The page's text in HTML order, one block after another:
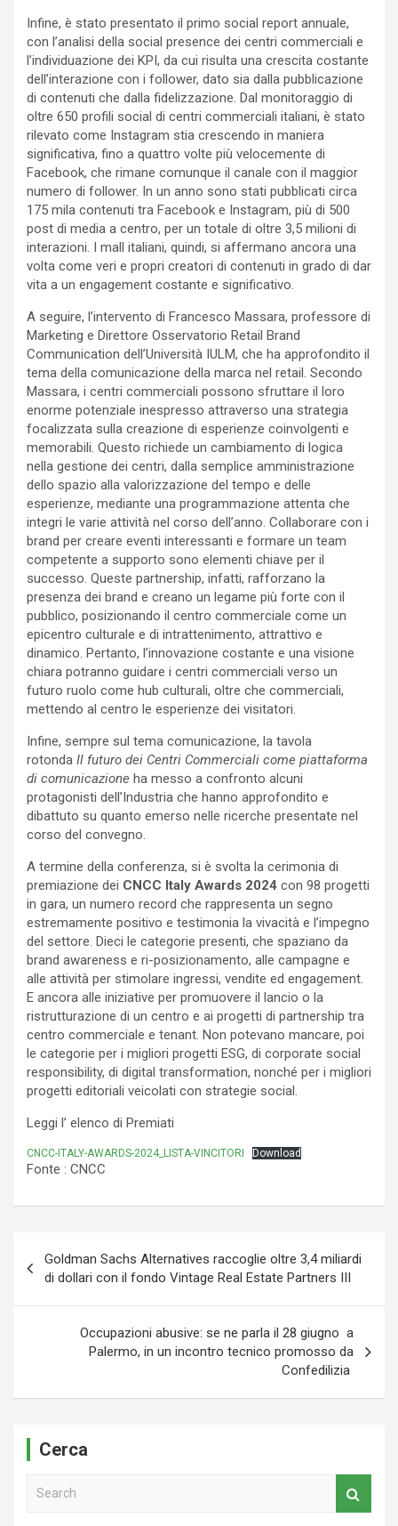
Infine, è stato presentato il primo social report annuale,
con l’analisi della social presence dei centri commerciali e
l’individuazione dei KPI, da cui risulta una crescita costante
dell’interazione con i follower, dato sia dalla pubblicazione
di contenuti che dalla fidelizzazione. Dal monitoraggio di
oltre 650 profili social di centri commerciali italiani, è stato
rilevato come Instagram stia crescendo in maniera
significativa, fino a quattro volte più velocemente di
Facebook, che rimane comunque il canale con il maggior
numero di follower. In un anno sono stati pubblicati circa
175 mila contenuti tra Facebook e Instagram, più di 500
post di media a centro, per un totale di oltre 3,5 milioni di
interazioni. I mall italiani, quindi, si affermano ancora una
volta come veri e propri creatori di contenuti in grado di dar
vita a un engagement costante e significativo.
A seguire, l’intervento di Francesco Massara, professore di
Marketing e Direttore Osservatorio Retail Brand
Communication dell’Università IULM, che ha approfondito il
tema della comunicazione della marca nel retail. Secondo
Massara, i centri commerciali possono sfruttare il loro
enorme potenziale inespresso attraverso una strategia
focalizzata sulla creazione di esperienze coinvolgenti e
memorabili. Questo richiede un cambiamento di logica
nella gestione dei centri, dalla semplice amministrazione
dello spazio alla valorizzazione del tempo e delle
esperienze, mediante una programmazione attenta che
integri le varie attività nel corso dell’anno. Collaborare con i
brand per creare eventi interessanti e formare un team
competente a supporto sono elementi chiave per il
successo. Queste partnership, infatti, rafforzano la
presenza dei brand e creano un legame più forte con il
pubblico, posizionando il centro commerciale come un
epicentro culturale e di intrattenimento, attrattivo e
dinamico. Pertanto, l’innovazione costante e una visione
chiara potranno guidare i centri commerciali verso un
futuro ruolo come hub culturali, oltre che commerciali,
mettendo al centro le esperienze dei visitatori.
Infine, sempre sul tema comunicazione, la tavola
rotonda Il futuro dei Centri Commerciali come piattaforma
di comunicazione ha messo a confronto alcuni
protagonisti dell’Industria che hanno approfondito e
dibattuto su quanto emerso nelle ricerche presentate nel
corso del convegno.
A termine della conferenza, si è svolta la cerimonia di
premiazione dei CNCC Italy Awards 2024 con 98 progetti
in gara, un numero record che rappresenta un segno
estremamente positivo e testimonia la vivacità e l’impegno
del settore. Dieci le categorie presenti, che spaziano da
brand awareness e ri-posizionamento, alle campagne e
alle attività per stimolare ingressi, vendite ed engagement.
E ancora alle iniziative per promuovere il lancio o la
ristrutturazione di un centro e ai progetti di partnership tra
centro commerciale e tenant. Non potevano mancare, poi
le categorie per i migliori progetti ESG, di corporate social
responsibility, di digital transformation, nonché per i migliori
progetti editoriali veicolati con strategie social.
Leggi l’ elenco di Premiati
CNCC-ITALY-AWARDS-2024_LISTA-VINCITORI Download
Fonte : CNCC
articoli
Goldman Sachs Alternatives raccoglie oltre 3,4 miliardi
di dollari con il fondo Vintage Real Estate Partners III
Occupazioni abusive: se ne parla il 28 giugno a
Palermo, in un incontro tecnico promosso da
Confedilizia
Cerca